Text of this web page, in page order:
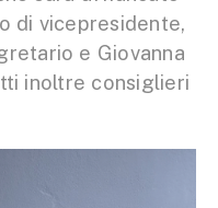
di vicepresidente,
e Giovanna
inoltre consiglieri